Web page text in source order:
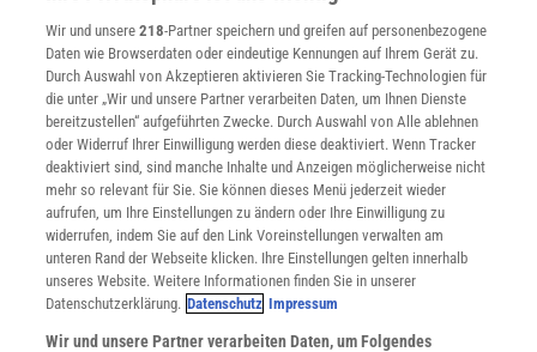
NACH OBEN
Für Sie im Spektrum-Shop und am Kiosk:
Wir und unsere218-Partner speichern und greifen auf personenbezogene
Daten wie Browserdaten oder eindeutige Kennungen auf Ihrem Gerät zu.
Durch Auswahl von Akzeptieren aktivieren Sie Tracking-Technologien für
die unter „Wir und unsere Partner verarbeiten Daten, um Ihnen Dienste
bereitzustellen“ aufgeführten Zwecke. Durch Auswahl von Alle ablehnen
oder Widerruf Ihrer Einwilligung werden diese deaktiviert. Wenn Tracker
deaktiviert sind, sind manche Inhalte und Anzeigen möglicherweise nicht
mehr so relevant für Sie. Sie können dieses Menü jederzeit wieder
aufrufen, um Ihre Einstellungen zu ändern oder Ihre Einwilligung zu
widerrufen, indem Sie auf den Link Voreinstellungen verwalten am
unteren Rand der Webseite klicken. Ihre Einstellungen gelten innerhalb
unseres Website. Weitere Informationen finden Sie in unserer
Datenschutzerklärung. Datenschutz Impressum
Wir und unsere Partner verarbeiten Daten, um Folgendes